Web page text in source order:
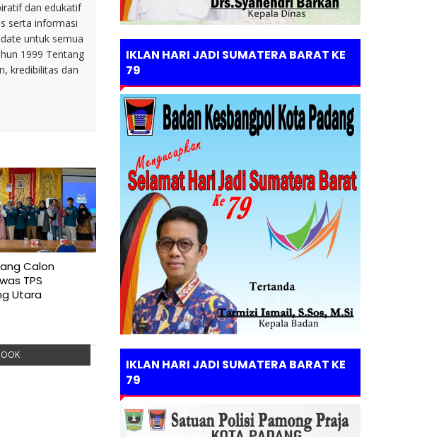
dan edukatif
serta informasi
untuk semua
1999 Tentang
kredibilitas dan
Calon
TPS
Utara
IKLAN HARI JADI SUMATERA BARAT KE
79
IKLAN HARI JADI SUMATERA BARAT KE
79